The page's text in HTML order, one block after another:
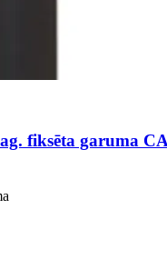
fiksēta garuma